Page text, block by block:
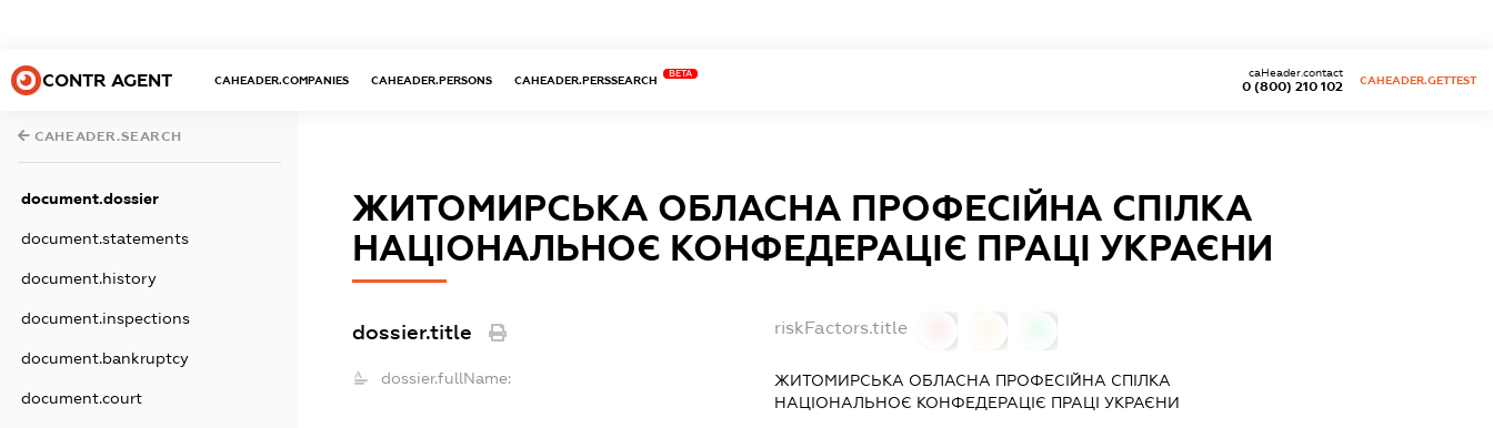
CONTR AGENT CAHEADER.COMPANIES CAHEADER.PERSONS CAHEADER.PERSSEARCH
BETA
0 (800) 210 102
caHeader.contact
CAHEADER.GETTEST
CAHEADER.SEARCH
document.dossier
document.statements
document.history
document.inspections
document.bankruptcy
document.court
ЖИТОМИРСЬКА ОБЛАСНА ПРОФЕСIЙНА СПIЛКА
НАЦIОНАЛЬНОЄ КОНФЕДЕРАЦIЄ ПРАЦI УКРАЄНИ
dossier.title riskFactors.title
dossier.fullName:
ЖИТОМИРСЬКА ОБЛАСНА ПРОФЕСIЙНА СПIЛКА
НАЦIОНАЛЬНОЄ КОНФЕДЕРАЦIЄ ПРАЦI УКРАЄНИ